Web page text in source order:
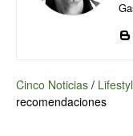
Cinco Noticias /
recomendaciones